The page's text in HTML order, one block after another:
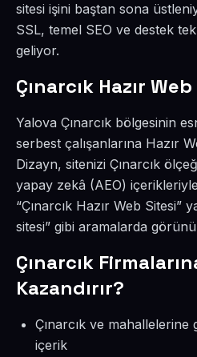
sitesi işini baştan sona
SSL, temel SEO ve destek tek
geliyor.
Çınarcık Hazır
Yalova Çınarcık bölgesinin
serbest çalışanlarına Hazır
Dizayn, sitenizi Çınarcık
yapay zekâ (AEO)
“Çınarcık Hazır Web Sitesi”
sitesi” gibi aramalarda
Çınarcık
Kazandırır?
Çınarcık ve mahallelerine
içerik